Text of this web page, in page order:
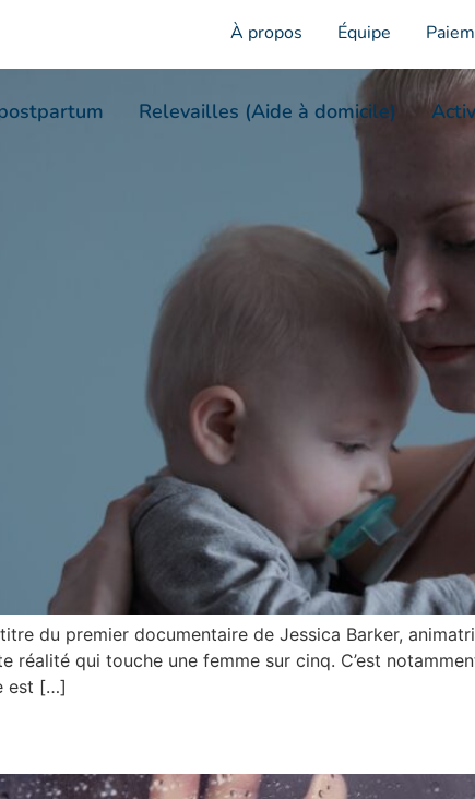
À propos Équipe
Relevailles (Aide à domicile)
du premier documentaire de Jessica Barker,
réalité qui touche une femme sur cinq. C’est
est […]